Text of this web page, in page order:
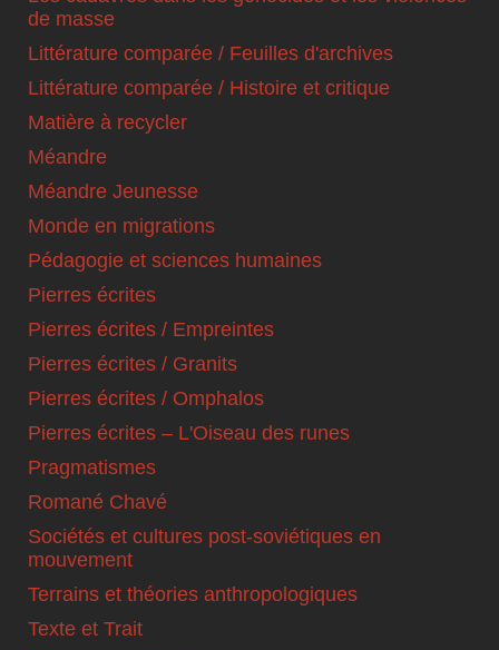
de masse
Littérature comparée / Feuilles d'archives
Littérature comparée / Histoire et critique
Matière à recycler
Méandre
Méandre Jeunesse
Monde en migrations
Pédagogie et sciences humaines
Pierres écrites
Pierres écrites / Empreintes
Pierres écrites / Granits
Pierres écrites / Omphalos
Pierres écrites – L'Oiseau des runes
Pragmatismes
Romané Chavé
Sociétés et cultures post-soviétiques en
mouvement
Terrains et théories anthropologiques
Texte et Trait